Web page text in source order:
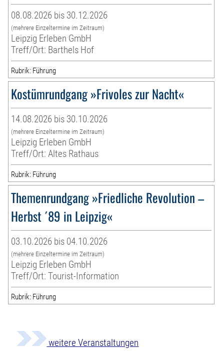
08.08.2026 bis 30.12.2026
(mehrere Einzeltermine im Zeitraum)
Leipzig Erleben GmbH
Treff/Ort: Barthels Hof
Rubrik: Führung
Kostümrundgang »Frivoles zur Nacht«
14.08.2026 bis 30.10.2026
(mehrere Einzeltermine im Zeitraum)
Leipzig Erleben GmbH
Treff/Ort: Altes Rathaus
Rubrik: Führung
Themenrundgang »Friedliche Revolution –
Herbst ´89 in Leipzig«
03.10.2026 bis 04.10.2026
(mehrere Einzeltermine im Zeitraum)
Leipzig Erleben GmbH
Treff/Ort: Tourist-Information
Rubrik: Führung
weitere Veranstaltungen